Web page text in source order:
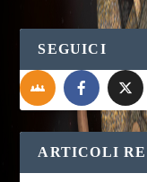
SEGUICI
ARTICOLI